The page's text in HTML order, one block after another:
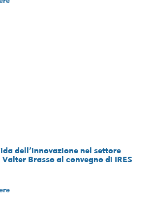
dell’innovazione nel settore
Brasso al convegno di IRES